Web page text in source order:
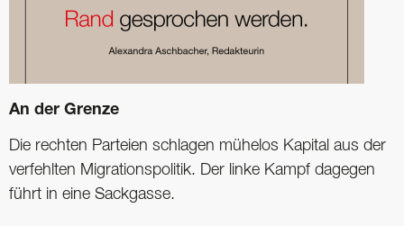
An der Grenze
Die rechten Parteien schlagen mühelos Kapital aus der
verfehlten Migrationspolitik. Der linke Kampf dagegen
führt in eine Sackgasse.